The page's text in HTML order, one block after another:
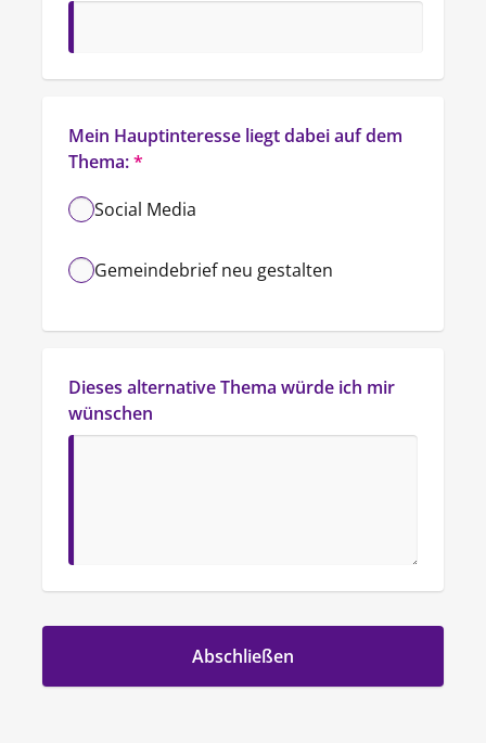
Mein Hauptinteresse liegt dabei auf dem
Thema:*
Social Media
Gemeindebrief neu gestalten
Dieses alternative Thema würde ich mir
wünschen